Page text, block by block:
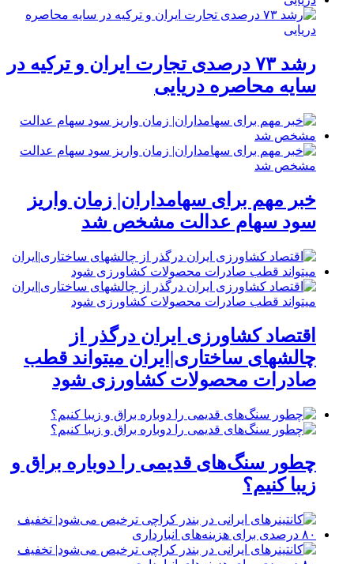
رشد ۷۳ درصدی تجارت ایران و ترکیه در
سایه محاصره دریایی
خبر مهم برای سهامداران| زمان واریز
سود سهام عدالت مشخص شد
اقتصاد کشاورزی ایران درگذر از
چالشهای ساختاری|ایران میتواند قطب
صادرات محصولات کشاورزی شود
چطور سنگ‌های قدیمی را دوباره براق و
زیبا کنیم؟